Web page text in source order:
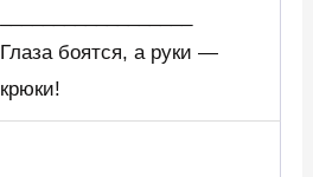
Глаза боятся, а руки —
крюки!